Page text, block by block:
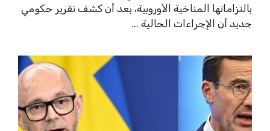
بالتزاماتها المناخية الأوروبية، بعد أن كشف تقرير حكومي
جديد أن الإجراءات الحالية ...